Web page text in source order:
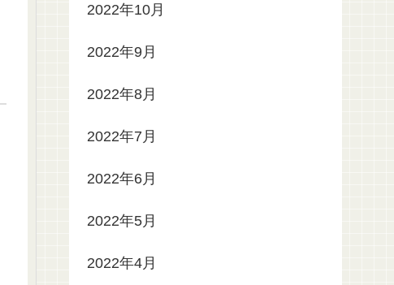
2022年10月
2022年9月
2022年8月
2022年7月
2022年6月
2022年5月
2022年4月